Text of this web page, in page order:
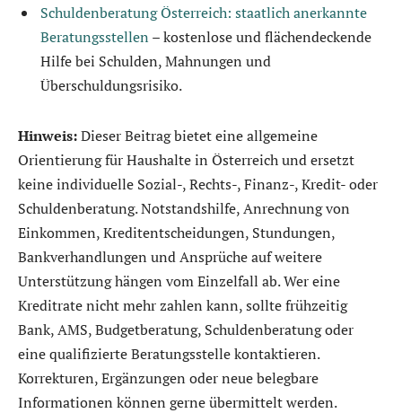
Schuldenberatung Österreich: staatlich anerkannte
Beratungsstellen – kostenlose und flächendeckende
Hilfe bei Schulden, Mahnungen und
Überschuldungsrisiko.
Hinweis:Dieser Beitrag bietet eine allgemeine
Orientierung für Haushalte in Österreich und ersetzt
keine individuelle Sozial-, Rechts-, Finanz-, Kredit- oder
Schuldenberatung. Notstandshilfe, Anrechnung von
Einkommen, Kreditentscheidungen, Stundungen,
Bankverhandlungen und Ansprüche auf weitere
Unterstützung hängen vom Einzelfall ab. Wer eine
Kreditrate nicht mehr zahlen kann, sollte frühzeitig
Bank, AMS, Budgetberatung, Schuldenberatung oder
eine qualifizierte Beratungsstelle kontaktieren.
Korrekturen, Ergänzungen oder neue belegbare
Informationen können gerne übermittelt werden.